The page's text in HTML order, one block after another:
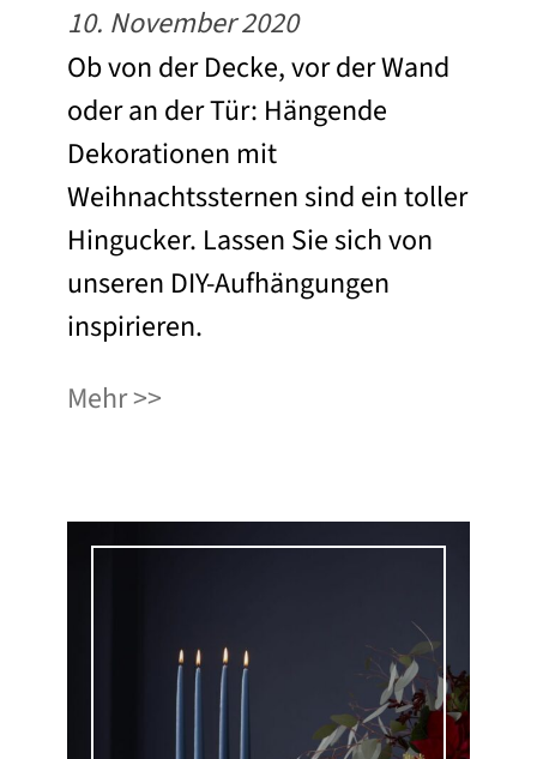
10. November 2020
Ob von der Decke, vor der Wand
oder an der Tür: Hängende
Dekorationen mit
Weihnachtssternen sind ein toller
Hingucker. Lassen Sie sich von
unseren DIY-Aufhängungen
inspirieren.
Mehr